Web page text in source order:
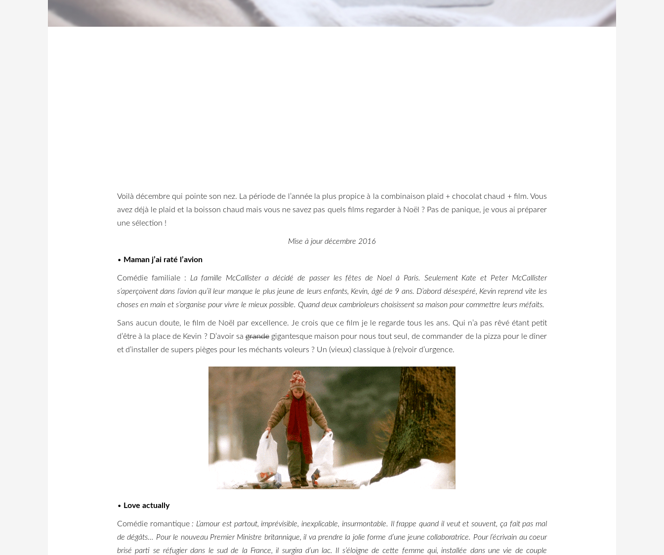
Voilà décembre qui pointe son nez. La période de l’année la plus propice à la combinaison plaid + chocolat chaud + film. Vous
avez déjà le plaid et la boisson chaud mais vous ne savez pas quels films regarder à Noël ? Pas de panique, je vous ai préparer
une sélection !
Mise à jour décembre 2016
• Maman j’ai raté l’avion
Comédie familiale : La famille McCallister a décidé de passer les fêtes de Noel à Paris. Seulement Kate et Peter McCallister
s’aperçoivent dans l’avion qu’il leur manque le plus jeune de leurs enfants, Kevin, âgé de 9 ans. D’abord désespéré, Kevin reprend vite les
choses en main et s’organise pour vivre le mieux possible. Quand deux cambrioleurs choisissent sa maison pour commettre leurs méfaits.
Sans aucun doute, le film de Noël par excellence. Je crois que ce film je le regarde tous les ans. Qui n’a pas rêvé étant petit
d’être à la place de Kevin ? D’avoir sagrandegigantesque maison pour nous tout seul, de commander de la pizza pour le dîner
et d’installer de supers pièges pour les méchants voleurs ? Un (vieux) classique à (re)voir d’urgence.
• Love actually
Comédie romantique: L’amour est partout, imprévisible, inexplicable, insurmontable. Il frappe quand il veut et souvent, ça fait pas mal
de dégâts… Pour le nouveau Premier Ministre britannique, il va prendre la jolie forme d’une jeune collaboratrice. Pour l’écrivain au coeur
brisé parti se réfugier dans le sud de la France, il surgira d’un lac. Il s’éloigne de cette femme qui, installée dans une vie de couple